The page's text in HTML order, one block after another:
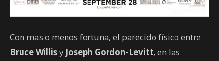
Con mas o menos fortuna, el parecido físico entre
Bruce Willisy Joseph Gordon-Levitt, en las